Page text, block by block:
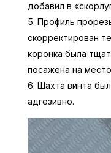
добавил в
Профиль
скорректирован
коронка была
посажена на
Шахта винта
адгезивно.